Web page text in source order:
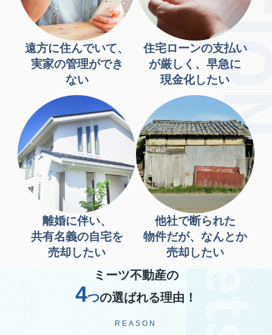
遠方に住んでいて、
実家の管理ができ
ない
住宅ローンの支払い
が厳しく、早急に
現金化したい
離婚に伴い、
共有名義の自宅を
売却したい
他社で断られた
物件だが、なんとか
売却したい
ミーツ不動産の
4つの選ばれる理由！
REASON